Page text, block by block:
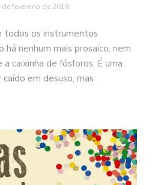
de fevereiro de 2018
todos os instrumentos
há nenhum mais prosaico, nem
caixinha de fósforos. É uma
em desuso, mas